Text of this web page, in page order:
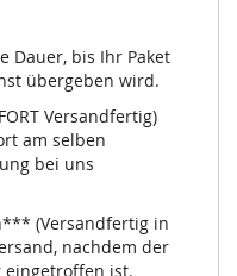
Dauer, bis Ihr Paket
übergeben wird.
Versandfertig)
am selben
bei uns
(Versandfertig in
nachdem der
eingetroffen ist.